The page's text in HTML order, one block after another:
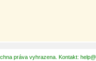
práva vyhrazena. Kontakt: